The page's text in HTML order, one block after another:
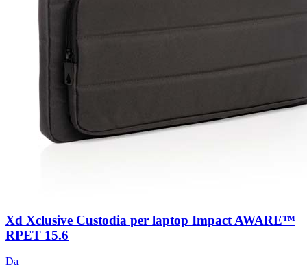
Xd Xclusive Custodia per laptop Impact AWARE™
RPET 15.6
Da